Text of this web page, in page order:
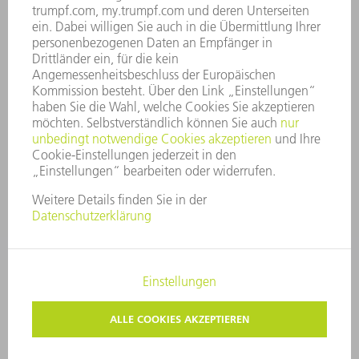
COMPLIANCE
HINWEISGEBERSYSTEM
SECURITY
PRESSEMITTEILUNGEN
MAGAZINE
LIEFERANTEN
NACHHALTIGKEIT
UMWELT & KLIMA
SOZIALES & GESELLSCHAFT
UNTERNEHMENSFÜHRUNG
IMPRESSUM
DATENSCHUTZ
COPYRIGHT UND MARKENZEICHEN
AGB
PRIVATSPHÄRE-EINSTELLUNGEN